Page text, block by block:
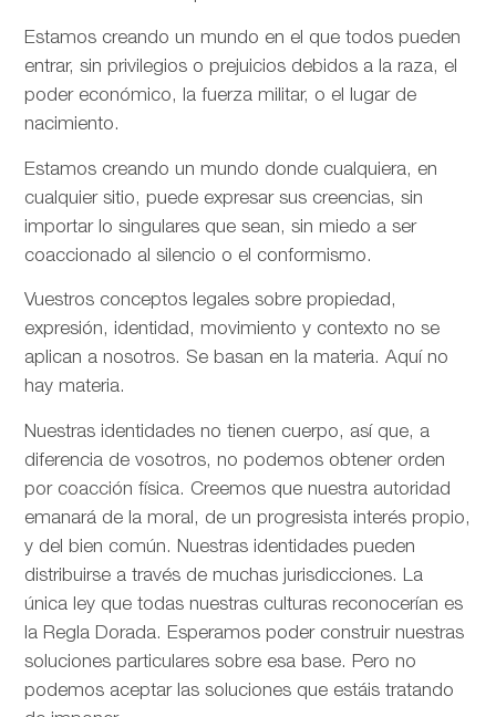
Estamos creando un mundo en el que todos pueden
entrar, sin privilegios o prejuicios debidos a la raza, el
poder económico, la fuerza militar, o el lugar de
nacimiento.
Estamos creando un mundo donde cualquiera, en
cualquier sitio, puede expresar sus creencias, sin
importar lo singulares que sean, sin miedo a ser
coaccionado al silencio o el conformismo.
Vuestros conceptos legales sobre propiedad,
expresión, identidad, movimiento y contexto no se
aplican a nosotros. Se basan en la materia. Aquí no
hay materia.
Nuestras identidades no tienen cuerpo, así que, a
diferencia de vosotros, no podemos obtener orden
por coacción física. Creemos que nuestra autoridad
emanará de la moral, de un progresista interés propio,
y del bien común. Nuestras identidades pueden
distribuirse a través de muchas jurisdicciones. La
única ley que todas nuestras culturas reconocerían es
la Regla Dorada. Esperamos poder construir nuestras
soluciones particulares sobre esa base. Pero no
podemos aceptar las soluciones que estáis tratando